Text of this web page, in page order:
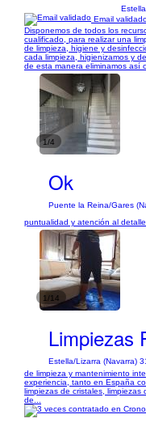
Email
Disponemos de todos los
cualificado, para realizar una
de limpieza, higiene y
cada limpieza, higienizamos y
de esta manera eliminamos así
1/4
Ok
Puente la Reina/Gares
puntualidad y atención al
1/14
Limpiezas
Estella/Lizarra (Navarra)
de limpieza y mantenimiento
experiencia, tanto en España
limpiezas de cristales,
de...